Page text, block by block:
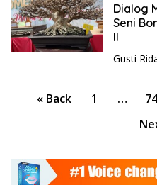
Dialog
Seni
II
Gusti
« Back 1 … 74